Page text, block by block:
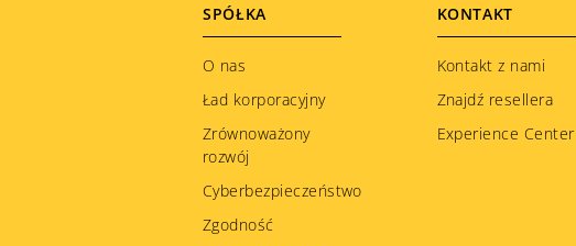
Footer
menu
SPÓŁKA
O nas
Ład korporacyjny
Zrównoważony
rozwój
Cyberbezpieczeństwo
Zgodność
KONTAKT
Kontakt z nami
Znajdź resellera
Experience Center